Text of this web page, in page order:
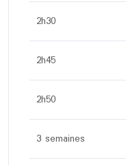
2h30
2h45
2h50
3 semaines